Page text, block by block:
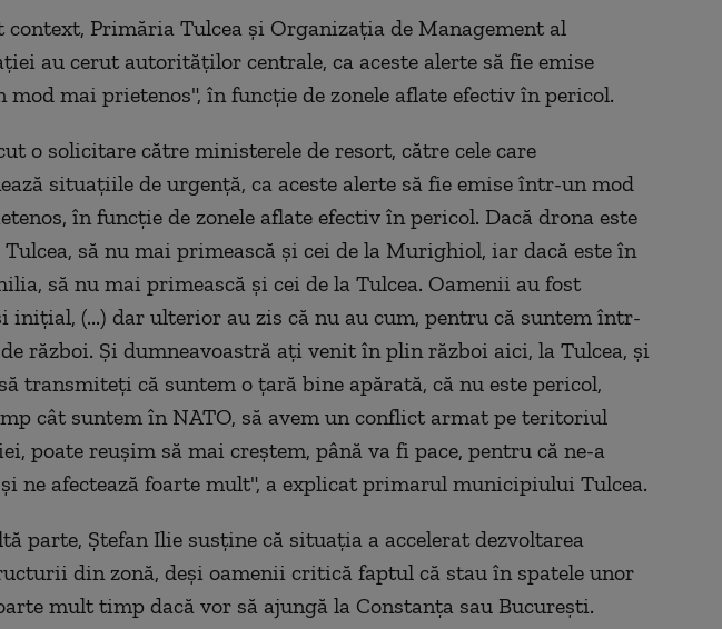
context, Primăria Tulcea şi Organizaţia de Management al
au cerut autorităţilor centrale, ca aceste alerte să fie emise
mod mai prietenos", în funcţie de zonele aflate efectiv în pericol.
o solicitare către ministerele de resort, către cele care
situaţiile de urgenţă, ca aceste alerte să fie emise într-un mod
în funcţie de zonele aflate efectiv în pericol. Dacă drona este
să nu mai primească şi cei de la Murighiol, iar dacă este în
să nu mai primească şi cei de la Tulcea. Oamenii au fost
iniţial, (...) dar ulterior au zis că nu au cum, pentru că suntem într-
război. Şi dumneavoastră aţi venit în plin război aici, la Tulcea, şi
transmiteţi că suntem o ţară bine apărată, că nu este pericol,
cât suntem în NATO, să avem un conflict armat pe teritoriul
poate reuşim să mai creştem, până va fi pace, pentru că ne-a
ne afectează foarte mult", a explicat primarul municipiului Tulcea.
parte, Ştefan Ilie susţine că situaţia a accelerat dezvoltarea
din zonă, deşi oamenii critică faptul că stau în spatele unor
mult timp dacă vor să ajungă la Constanţa sau Bucureşti.